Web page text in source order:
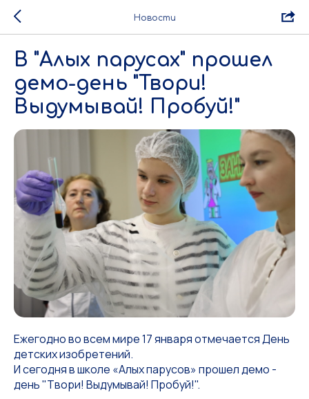
Новости
В "Алых парусах" прошел
демо-день "Твори!
Выдумывай! Пробуй!"
Ежегодно во всем мире 17 января отмечается День
детских изобретений.
И сегодня в школе «Алых парусов» прошел демо -
день "Твори! Выдумывай! Пробуй!".